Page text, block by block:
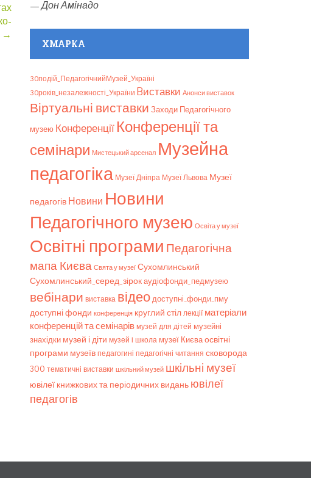
→
—Дон Амінадо
ХМАРКА
30подій_ПедагогічнийМузей_Україні
30років_незалежності_України Bиставки Анонси виставок
Віртуальні виставки Заходи Педагогічного
музею Конференції Конференції та
семінари Мистецький арсенал Музейна
педагогіка Музеї Дніпра Музеї Львова Музеї
педагогів Новини Новини
Педагогічного музею Освіта у музеї
Освітні програми Педагогічна
мапа Києва Свята у музеї Сухомлинський
Сухомлинський_серед_зірокаудіофонди_педмузею
вебінари виставка відеодоступні_фонди_пму
доступні фонди конференція круглий стіл лекції матеріали
конференцій та семінарів музей для дітей музейні
знахідки музей і діти музей і школа музеї Києваосвітні
програми музеїв педагогині педагогічні читання сковорода
300 тематичні виставки шкільний музей шкільні музеї
ювілеї книжкових та періодичних видань ювілеї
педагогів